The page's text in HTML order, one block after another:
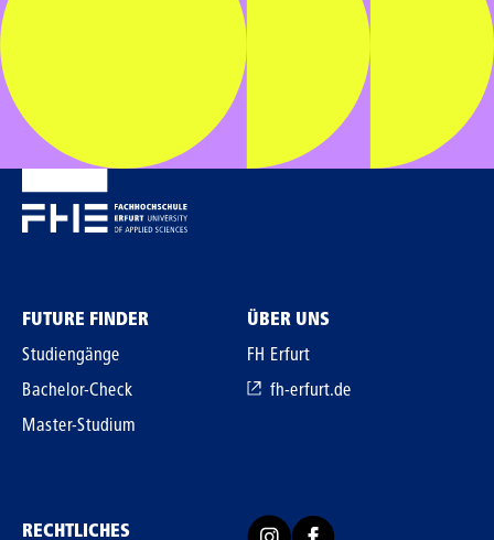
FUTURE FINDER
Studiengänge
Bachelor-Check
Master-Studium
ÜBER UNS
FH Erfurt
fh-erfurt.de
RECHTLICHES